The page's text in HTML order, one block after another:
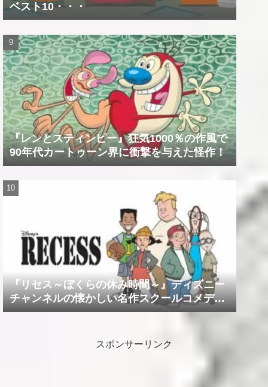
ベスト10・・・
『レンとスティンピー』狂気1000％の作風で
90年代カートゥーン界に衝撃を与えた怪作！
『リセス～ぼくらの休み時間～』ディズニー
チャンネルの懐かしい名作スクールコメデ
ィ！！
スポンサーリンク